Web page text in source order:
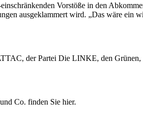
Vorstöße in den
ausgeklammert wird. „Das wäre ein
der Partei Die LINKE, den Grünen,
Co. finden Sie hier.